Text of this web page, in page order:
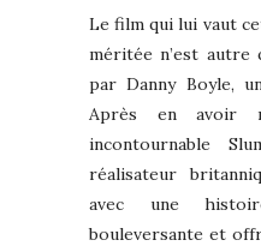
Le film qui lui vaut
méritée n’est autre
par Danny Boyle,
Après en avoir
incontournable
réalisateur
avec une
bouleversante et